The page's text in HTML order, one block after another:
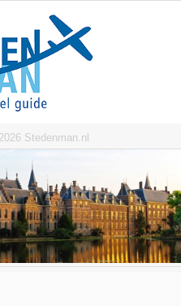
Stedenman.nl